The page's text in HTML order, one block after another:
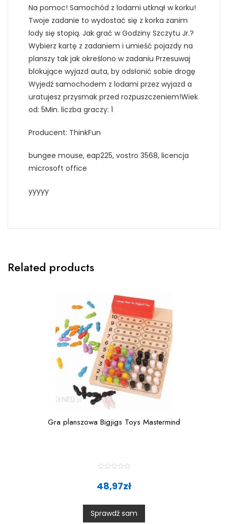
Na pomoc! Samochód z lodami utknął w korku!
Twoje zadanie to wydostać się z korka zanim
lody się stopią. Jak grać w Godziny Szczytu Jr.?
Wybierz kartę z zadaniem i umieść pojazdy na
planszy tak jak określono w zadaniu Przesuwaj
blokujące wyjazd auta, by odsłonić sobie drogę
Wyjedź samochodem z lodami przez wyjazd a
uratujesz przysmak przed rozpuszczeniem!Wiek
od: 5Min. liczba graczy: 1
Producent: ThinkFun
bungee mouse, eap225, vostro 3568, licencja
microsoft office
yyyyy
Related products
Gra planszowa Bigjigs Toys Mastermind
t
0
o
u
48,97zł
Sprawdź sam